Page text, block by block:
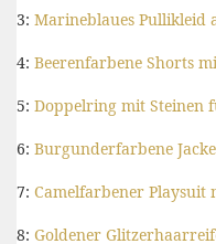
3: Marineblaues Pullikleid
4: Beerenfarbene Shorts
5: Doppelring mit Steinen
6: Burgunderfarbene
7: Camelfarbener Playsuit
8: Goldener